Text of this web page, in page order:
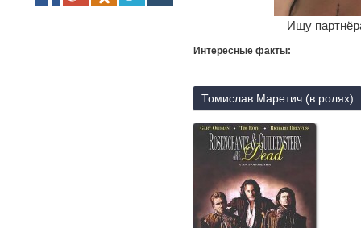
Ищу
Интересные факты:
Томислав Маретич (в ролях)